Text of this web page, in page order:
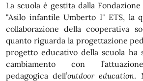
La scuola è gestita dalla
"Asilo infantile Umberto I" ETS, la
collaborazione della cooperativa
quanto riguarda la progettazione
progetto educativo della scuola ha
cambiamento con
pedagogica dell’outdoor education.